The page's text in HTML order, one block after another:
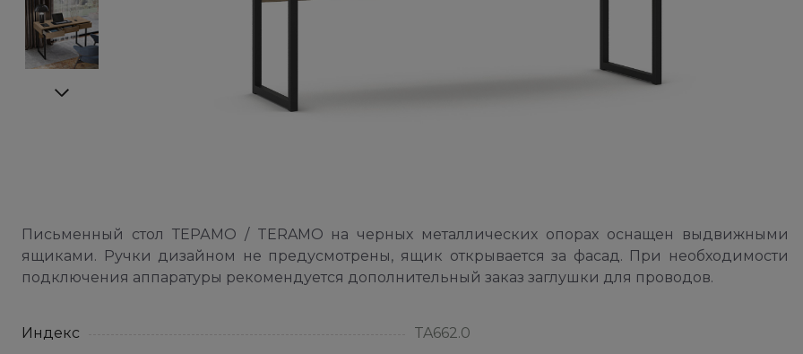
Письменный стол ТЕРАМО / TERAMO на черных металлических опорах оснащен выдвижными
ящиками. Ручки дизайном не предусмотрены, ящик открывается за фасад. При необходимости
подключения аппаратуры рекомендуется дополнительный заказ заглушки для проводов.
Индекс
TA662.0